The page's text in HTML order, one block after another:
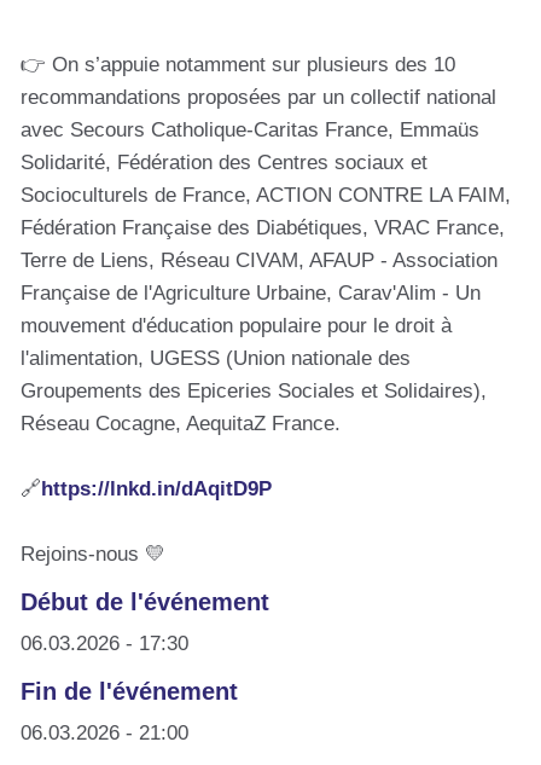
👉 On s’appuie notamment sur plusieurs des 10
recommandations proposées par un collectif national
avec Secours Catholique-Caritas France, Emmaüs
Solidarité, Fédération des Centres sociaux et
Socioculturels de France, ACTION CONTRE LA FAIM,
Fédération Française des Diabétiques, VRAC France,
Terre de Liens, Réseau CIVAM, AFAUP - Association
Française de l'Agriculture Urbaine, Carav'Alim - Un
mouvement d'éducation populaire pour le droit à
l'alimentation, UGESS (Union nationale des
Groupements des Epiceries Sociales et Solidaires),
Réseau Cocagne, AequitaZ France.
🔗https://lnkd.in/dAqitD9P
Rejoins-nous 💛
Début de l'événement
06.03.2026 - 17:30
Fin de l'événement
06.03.2026 - 21:00